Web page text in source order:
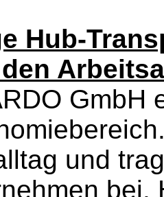
Hub-
GmbH
und
bei.